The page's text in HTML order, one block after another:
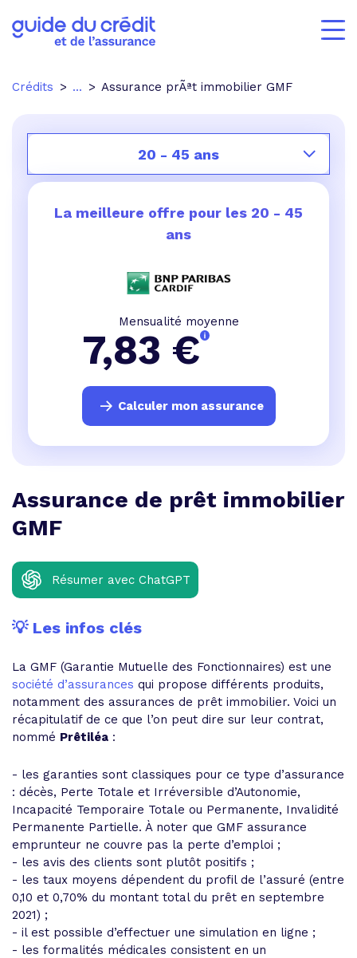
Crédits ... Assurance prÃªt immobilier GMF
20 - 45 ans
La meilleure offre pour les 20 - 45
ans
Mensualité moyenne
7,83 €
Calculer mon assurance
Assurance de prêt immobilier
GMF
Résumer avec ChatGPT
💡 Les infos clés
La GMF (Garantie Mutuelle des Fonctionnaires) est une
société d’assurances qui propose différents produits,
notamment des assurances de prêt immobilier. Voici un
récapitulatif de ce que l’on peut dire sur leur contrat,
nommé Prêtiléa :
- les garanties sont classiques pour ce type d’assurance
: décès, Perte Totale et Irréversible d’Autonomie,
Incapacité Temporaire Totale ou Permanente, Invalidité
Permanente Partielle. À noter que GMF assurance
emprunteur ne couvre pas la perte d’emploi ;
- les avis des clients sont plutôt positifs ;
- les taux moyens dépendent du profil de l’assuré (entre
0,10 et 0,70% du montant total du prêt en septembre
2021) ;
- il est possible d’effectuer une simulation en ligne ;
- les formalités médicales consistent en un